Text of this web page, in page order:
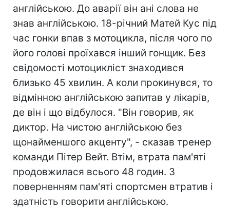
англійською. До аварії він ані слова не
знав англійською. 18-річний Матей Кус під
час гонки впав з мотоцикла, після чого по
його голові проїхався інший гонщик. Без
свідомості мотоцикліст знаходився
близько 45 хвилин. А коли прокинувся, то
відмінною англійською запитав у лікарів,
де він і що відбулося. "Він говорив, як
диктор. На чистою англійською без
щонайменшого акценту", - сказав тренер
команди Пітер Вейт. Втім, втрата пам'яті
продовжилася всього 48 годин. З
поверненням пам'яті спортсмен втратив і
здатність говорити англійською.